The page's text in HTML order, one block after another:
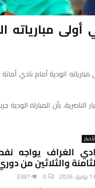
مبارياته
الودية أمام نادي
بأن المباراة
الغراف يواجه
والثلاثين من
1 يونيو، 2026 0
3387